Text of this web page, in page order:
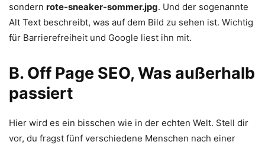
sondern rote-sneaker-sommer.jpg. Und der sogenannte
Alt Text beschreibt, was auf dem Bild zu sehen ist. Wichtig
für Barrierefreiheit und Google liest ihn mit.
B. Off Page SEO, Was außerhalb
passiert
Hier wird es ein bisschen wie in der echten Welt. Stell dir
vor, du fragst fünf verschiedene Menschen nach einer